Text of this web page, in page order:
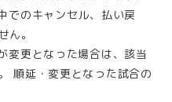
でのキャンセル、払い戻
ん。
変更となった場合は、該当
順延・変更となった試合の